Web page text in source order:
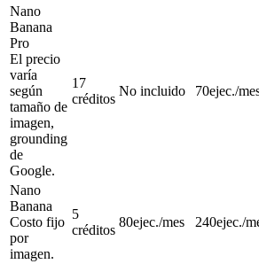
Nano
Banana
Pro
El precio
varía
según
tamaño de
imagen,
grounding
de
Google.
17
créditos
No incluido 70ejec./
Nano
Banana
Costo fijo
por
imagen.
5
créditos
80ejec./mes 240ejec./